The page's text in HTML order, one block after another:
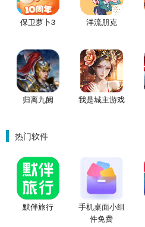
保卫萝卜3 洋流朋克
归离九阙 我是城主游戏
热门软件
默伴旅行
手机桌面小组
件免费